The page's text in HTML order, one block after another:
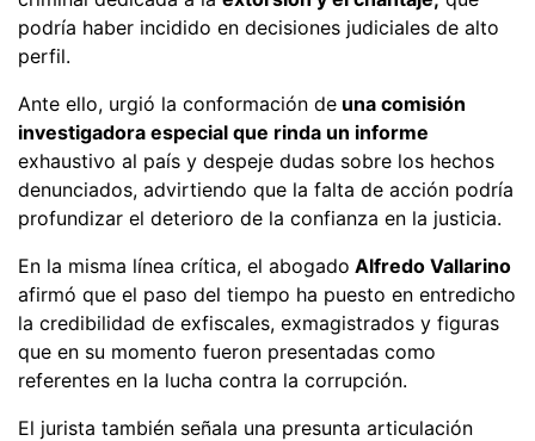
podría haber incidido en decisiones judiciales de alto
perfil.
Ante ello, urgió la conformación de una comisión
investigadora especial que rinda un informe
exhaustivo al país y despeje dudas sobre los hechos
denunciados, advirtiendo que la falta de acción podría
profundizar el deterioro de la confianza en la justicia.
En la misma línea crítica, el abogado Alfredo Vallarino
afirmó que el paso del tiempo ha puesto en entredicho
la credibilidad de exfiscales, exmagistrados y figuras
que en su momento fueron presentadas como
referentes en la lucha contra la corrupción.
El jurista también señala una presunta articulación